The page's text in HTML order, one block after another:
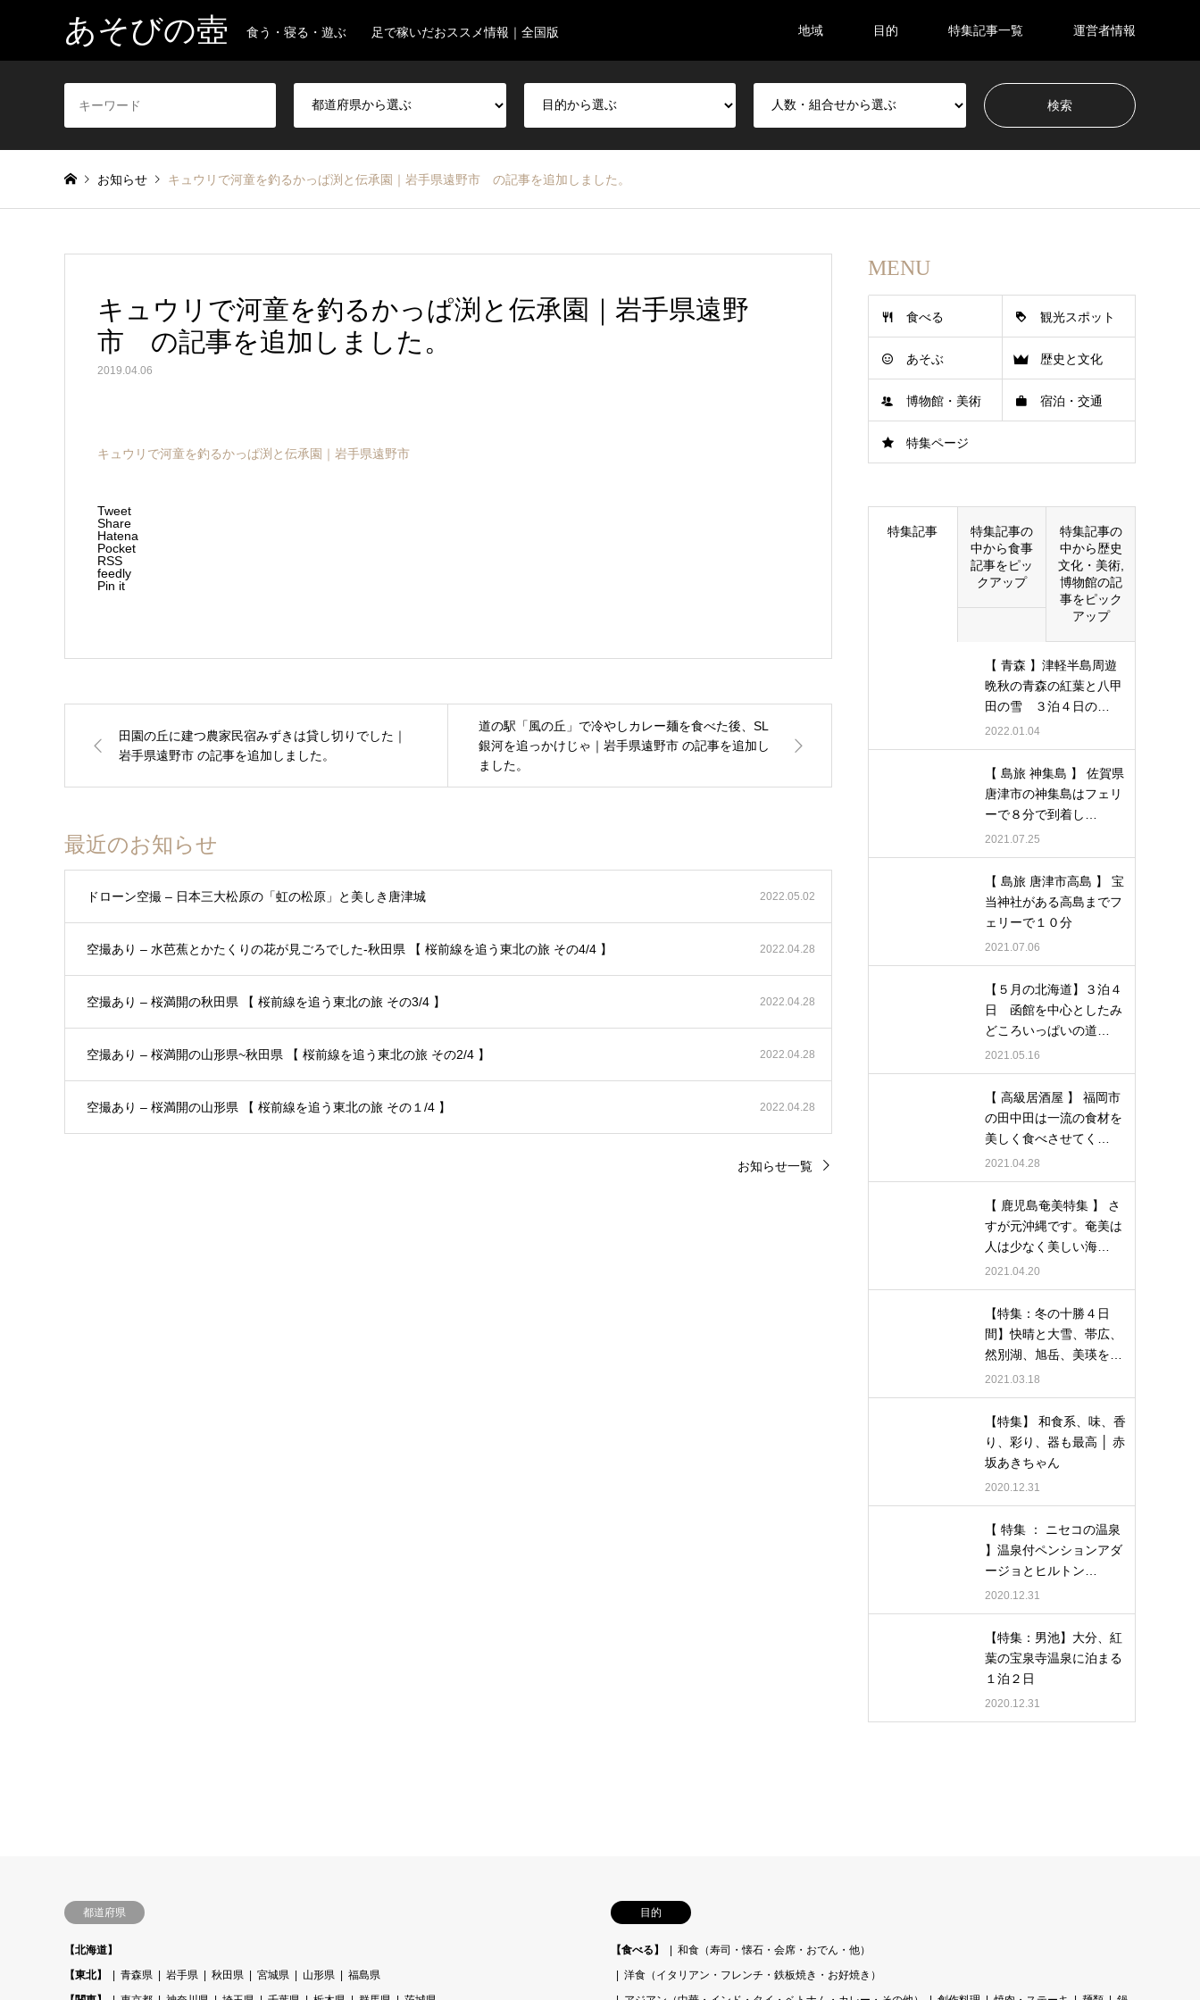
あそびの壺 食う・寝る・遊ぶ 足で稼いだおススメ情報｜全国版 地域 目的 特集記事一覧 運営者情報
お知らせ キュウリで河童を釣るかっぱ渕と伝承園｜岩手県遠野市 の記事を追加しました。
キュウリで河童を釣るかっぱ渕と伝承園｜岩手県遠野
市 の記事を追加しました。
2019.04.06
キュウリで河童を釣るかっぱ渕と伝承園｜岩手県遠野市
Tweet
Share
Hatena
Pocket
RSS
feedly
Pin it
田園の丘に建つ農家民宿みずきは貸し切りでした｜
岩手県遠野市 の記事を追加しました。
道の駅「風の丘」で冷やしカレー麺を食べた後、SL
銀河を追っかけじゃ｜岩手県遠野市 の記事を追加し
ました。
最近のお知らせ
ドローン空撮 – 日本三大松原の「虹の松原」と美しき唐津城 2022.05.02
空撮あり – 水芭蕉とかたくりの花が見ごろでした-秋田県 【 桜前線を追う東北の旅 その4/4 】 2022.04.28
空撮あり – 桜満開の秋田県 【 桜前線を追う東北の旅 その3/4 】 2022.04.28
空撮あり – 桜満開の山形県~秋田県 【 桜前線を追う東北の旅 その2/4 】 2022.04.28
空撮あり – 桜満開の山形県 【 桜前線を追う東北の旅 その１/4 】 2022.04.28
お知らせ一覧
MENU
食べる 観光スポット
あそぶ 歴史と文化
博物館・美術
館
宿泊・交通
特集ページ
特集記事
特集記事の
中から食事
記事をピッ
クアップ
特集記事の
中から歴史
文化・美術,
博物館の記
事をピック
アップ
【 青森 】津軽半島周遊
晩秋の青森の紅葉と八甲
田の雪 ３泊４日の…
2022.01.04
【 島旅 神集島 】 佐賀県
唐津市の神集島はフェリ
ーで８分で到着し…
2021.07.25
【 島旅 唐津市高島 】 宝
当神社がある高島までフ
ェリーで１０分
2021.07.06
【５月の北海道】３泊４
日 函館を中心としたみ
どころいっぱいの道…
2021.05.16
【 高級居酒屋 】 福岡市
の田中田は一流の食材を
美しく食べさせてく…
2021.04.28
【 鹿児島奄美特集 】 さ
すが元沖縄です。奄美は
人は少なく美しい海…
2021.04.20
【特集：冬の十勝４日
間】快晴と大雪、帯広、
然別湖、旭岳、美瑛を…
2021.03.18
【特集】 和食系、味、香
り、彩り、器も最高 │ 赤
坂あきちゃん
2020.12.31
【 特集 ： ニセコの温泉
】温泉付ペンションアダ
ージョとヒルトン…
2020.12.31
【特集：男池】大分、紅
葉の宝泉寺温泉に泊まる
１泊２日
2020.12.31
都道府県
【北海道】
【東北】
青森県 岩手県 秋田県 宮城県 山形県
福島県
目的
【食べる】
和食（寿司・懐石・会席・おでん・他）
洋食（イタリアン・フレンチ・鉄板焼き・お好焼き）